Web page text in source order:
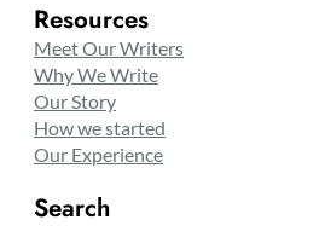
Resources
Meet Our Writers
Why We Write
Our Story
How we started
Our Experience
Search